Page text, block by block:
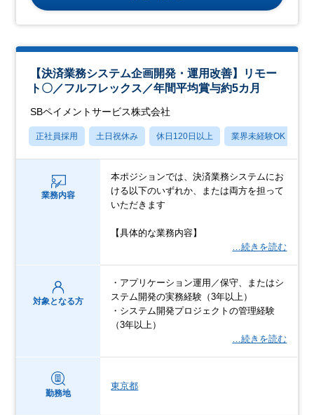
【決済業務システム企画開発・運用改善】リモー
ト〇／フルフレックス／年間平均賞与約5カ月
SBペイメントサービス株式会社
正社員採用 土日祝休み 休日120日以上 業界未経験OK
業務内容
本ポジションでは、決済業務システムにお
ける以下のいずれか、または両方を担って
いただきます
【具体的な業務内容】
…続きを読む
対象となる方
・アプリケーション運用／保守、またはシ
ステム開発の実務経験（3年以上）
・システム開発プロジェクトの管理経験
（3年以上）
…続きを読む
勤務地
東京都